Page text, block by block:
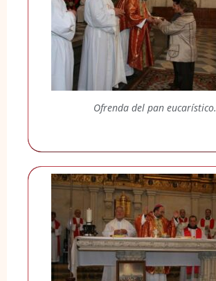
Ofrenda del pan eucarístico.